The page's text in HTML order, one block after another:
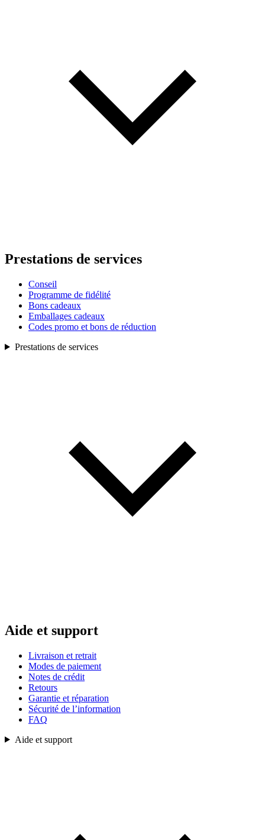
Prestations de services
Conseil
Programme de fidélité
Bons cadeaux
Emballages cadeaux
Codes promo et bons de réduction
Prestations de services
Aide et support
Livraison et retrait
Modes de paiement
Notes de crédit
Retours
Garantie et réparation
Sécurité de l’information
FAQ
Aide et support